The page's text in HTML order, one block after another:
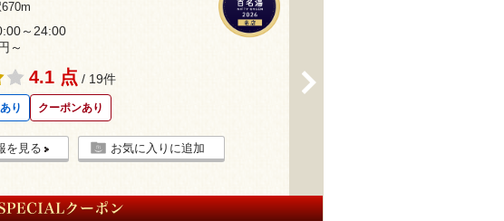
～24:00
～
4.1 点 / 19件
り クーポンあり
を見る お気に入りに追加